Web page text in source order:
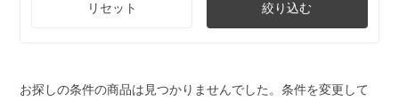
リセット 絞り込む
お探しの条件の商品は見つかりませんでした。条件を変更して